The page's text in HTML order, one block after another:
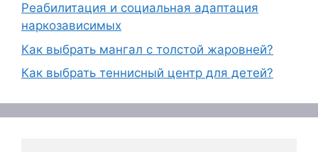
Реабилитация и социальная адаптация
наркозависимых
Как выбрать мангал с толстой жаровней?
Как выбрать теннисный центр для детей?